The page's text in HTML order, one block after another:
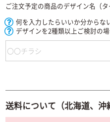
ご注文予定の商品のデザイン名（タ
何を入力したらいいか分からな
デザインを2種類以上ご検討の
送料について（北海道、沖